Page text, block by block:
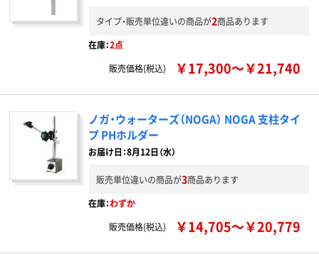
タイプ・販売単位違いの商品が2商品あります
在庫：2点
販売価格(税込)
￥17,300～￥21,740
ノガ・ウォーターズ（NOGA） NOGA 支柱タイ
プ PHホルダー
お届け日：8月12日（水）
販売単位違いの商品が3商品あります
在庫：わずか
販売価格(税込)
￥14,705～￥20,779